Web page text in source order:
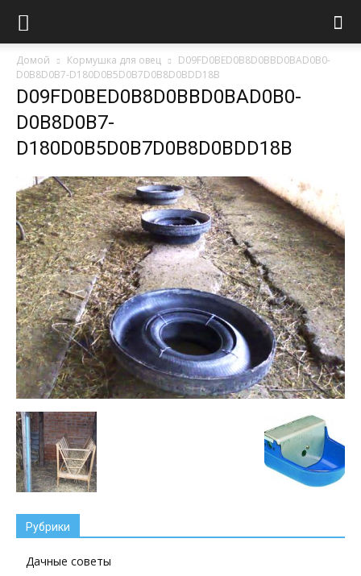
Домой Кормушка для овец
D09FD0BED0B8D0BBD0BAD0B0-
D0B8D0B7-D180D0B5D0B7D0B8D0BDD18B
D09FD0BED0B8D0BBD0BAD0B0-
D0B8D0B7-
D180D0B5D0B7D0B8D0BDD18B
Рубрики
Дачные советы